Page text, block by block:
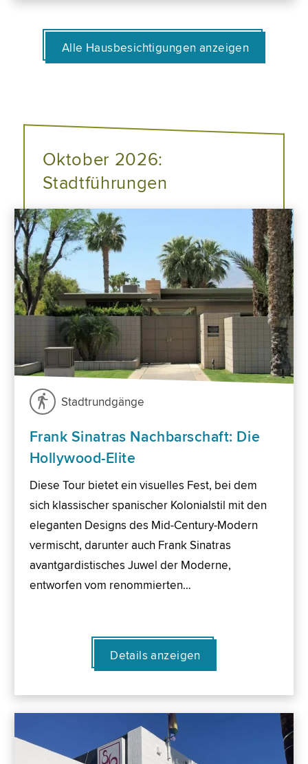
Alle Hausbesichtigungen anzeigen
Oktober 2026:
Stadtführungen
Stadtrundgänge
Frank Sinatras Nachbarschaft: Die
Hollywood-Elite
Diese Tour bietet ein visuelles Fest, bei dem
sich klassischer spanischer Kolonialstil mit den
eleganten Designs des Mid-Century-Modern
vermischt, darunter auch Frank Sinatras
avantgardistisches Juwel der Moderne,
entworfen vom renommierten…
Details anzeigen